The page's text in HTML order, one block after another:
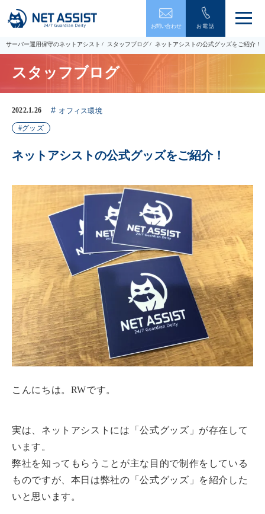
お問い合わせ お電話
メ
ュ
ー
閉
サーバー運用保守のネットアシスト スタッフブログ ネットアシストの公式グッズをご紹介！
スタッフブログ
2022.1.26 オフィス環境
グッズ
ネットアシストの公式グッズをご紹介！
こんにちは。RWです。
実は、ネットアシストには「公式グッズ」が存在して
います。
弊社を知ってもらうことが主な目的で制作をしている
ものですが、本日は弊社の「公式グッズ」を紹介した
いと思います。